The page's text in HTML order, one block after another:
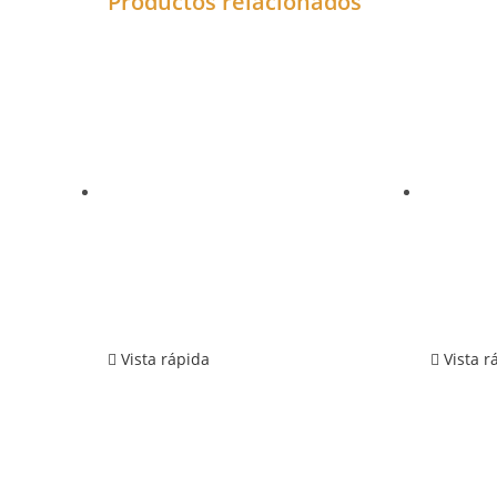
Vista rápida Vista